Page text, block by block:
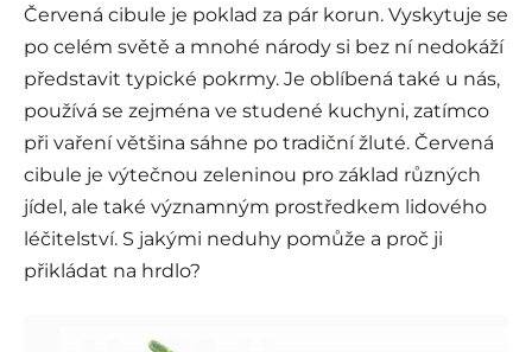
Červená cibule je poklad za pár korun. Vyskytuje se
po celém světě a mnohé národy si bez ní nedokáží
představit typické pokrmy. Je oblíbená také u nás,
používá se zejména ve studené kuchyni, zatímco
při vaření většina sáhne po tradiční žluté. Červená
cibule je výtečnou zeleninou pro základ různých
jídel, ale také významným prostředkem lidového
léčitelství. S jakými neduhy pomůže a proč ji
přikládat na hrdlo?